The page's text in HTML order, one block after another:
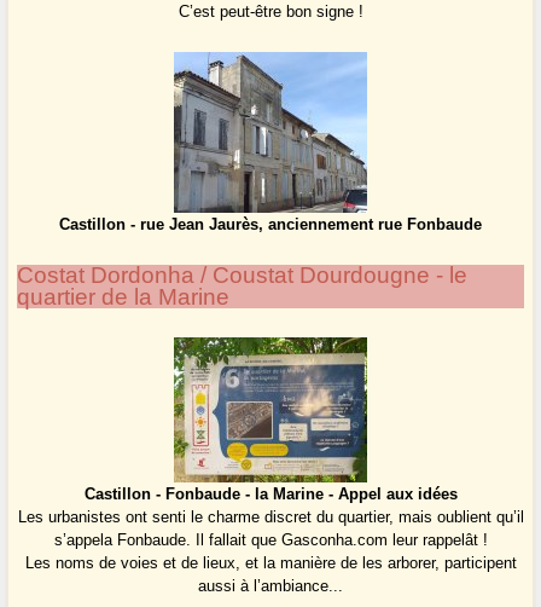
C’est peut-être bon signe !
Castillon - rue Jean Jaurès, anciennement rue Fonbaude
Costat Dordonha / Coustat Dourdougne - le
quartier de la Marine
Castillon - Fonbaude - la Marine - Appel aux idées
Les urbanistes ont senti le charme discret du quartier, mais oublient qu’il
s’appela Fonbaude. Il fallait que Gasconha.com leur rappelât !
Les noms de voies et de lieux, et la manière de les arborer, participent
aussi à l’ambiance...